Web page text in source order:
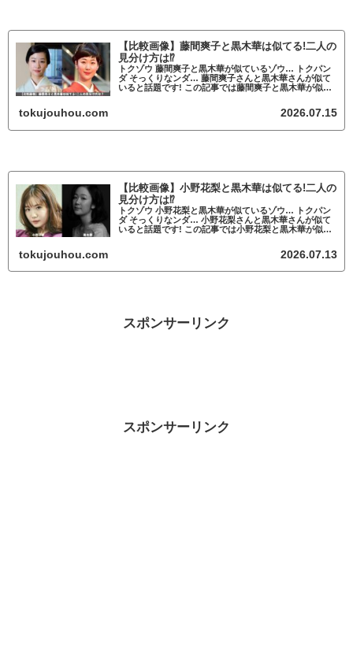
【比較画像】藤間爽子と黒木華は似てる!二人の
見分け方は⁉
トクゾウ 藤間爽子と黒木華が似ているゾウ… トクパン
ダ そっくりなンダ… 藤間爽子さんと黒木華さんが似て
いると話題です! この記事では藤間爽子と黒木華が似て
tokujouhou.com 2026.07.15
【比較画像】小野花梨と黒木華は似てる!二人の
見分け方は⁉
トクゾウ 小野花梨と黒木華が似ているゾウ… トクパン
ダ そっくりなンダ… 小野花梨さんと黒木華さんが似て
いると話題です! この記事では小野花梨と黒木華が似て
tokujouhou.com 2026.07.13
スポンサーリンク
スポンサーリンク